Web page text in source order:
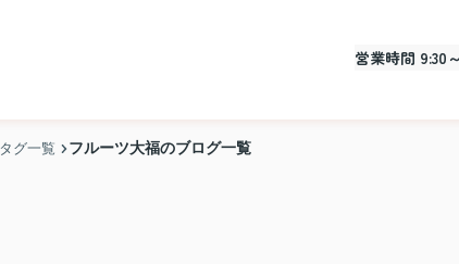
営業時間 9:30
タグ一覧 フルーツ大福のブログ一覧